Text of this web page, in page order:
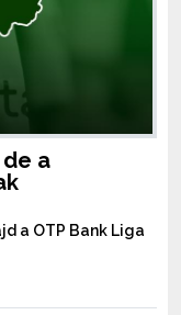
a
a OTP Bank Liga